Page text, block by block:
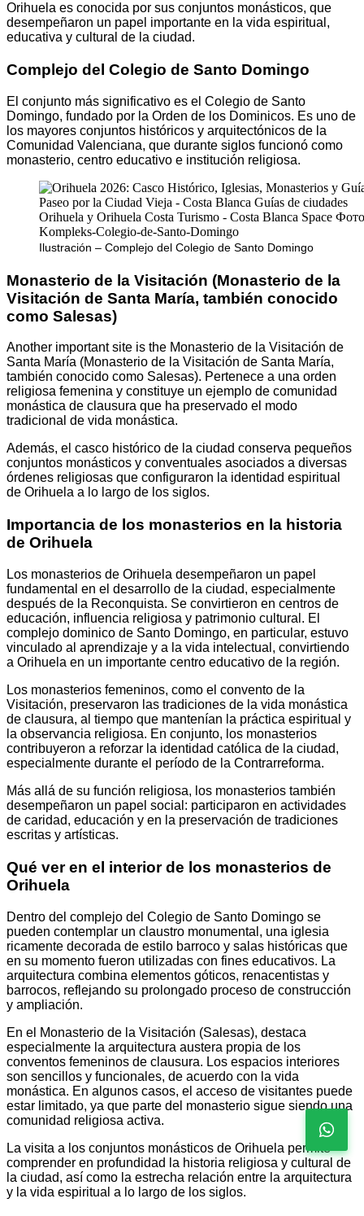
Orihuela es conocida por sus conjuntos monásticos, que
desempeñaron un papel importante en la vida espiritual,
educativa y cultural de la ciudad.
Complejo del Colegio de Santo Domingo
El conjunto más significativo es el Colegio de Santo
Domingo, fundado por la Orden de los Dominicos. Es uno de
los mayores conjuntos históricos y arquitectónicos de la
Comunidad Valenciana, que durante siglos funcionó como
monasterio, centro educativo e institución religiosa.
Ilustración – Complejo del Colegio de Santo Domingo
Monasterio de la Visitación (Monasterio de la
Visitación de Santa María, también conocido
como Salesas)
Another important site is the Monasterio de la Visitación de
Santa María (Monasterio de la Visitación de Santa María,
también conocido como Salesas). Pertenece a una orden
religiosa femenina y constituye un ejemplo de comunidad
monástica de clausura que ha preservado el modo
tradicional de vida monástica.
Además, el casco histórico de la ciudad conserva pequeños
conjuntos monásticos y conventuales asociados a diversas
órdenes religiosas que configuraron la identidad espiritual
de Orihuela a lo largo de los siglos.
Importancia de los monasterios en la historia
de Orihuela
Los monasterios de Orihuela desempeñaron un papel
fundamental en el desarrollo de la ciudad, especialmente
después de la Reconquista. Se convirtieron en centros de
educación, influencia religiosa y patrimonio cultural. El
complejo dominico de Santo Domingo, en particular, estuvo
vinculado al aprendizaje y a la vida intelectual, convirtiendo
a Orihuela en un importante centro educativo de la región.
Los monasterios femeninos, como el convento de la
Visitación, preservaron las tradiciones de la vida monástica
de clausura, al tiempo que mantenían la práctica espiritual y
la observancia religiosa. En conjunto, los monasterios
contribuyeron a reforzar la identidad católica de la ciudad,
especialmente durante el período de la Contrarreforma.
Más allá de su función religiosa, los monasterios también
desempeñaron un papel social: participaron en actividades
de caridad, educación y en la preservación de tradiciones
escritas y artísticas.
Qué ver en el interior de los monasterios de
Orihuela
Dentro del complejo del Colegio de Santo Domingo se
pueden contemplar un claustro monumental, una iglesia
ricamente decorada de estilo barroco y salas históricas que
en su momento fueron utilizadas con fines educativos. La
arquitectura combina elementos góticos, renacentistas y
barrocos, reflejando su prolongado proceso de construcción
y ampliación.
En el Monasterio de la Visitación (Salesas), destaca
especialmente la arquitectura austera propia de los
conventos femeninos de clausura. Los espacios interiores
son sencillos y funcionales, de acuerdo con la vida
monástica. En algunos casos, el acceso de visitantes puede
estar limitado, ya que parte del monasterio sigue siendo una
comunidad religiosa activa.
La visita a los conjuntos monásticos de Orihuela permite
comprender en profundidad la historia religiosa y cultural de
la ciudad, así como la estrecha relación entre la arquitectura
y la vida espiritual a lo largo de los siglos.